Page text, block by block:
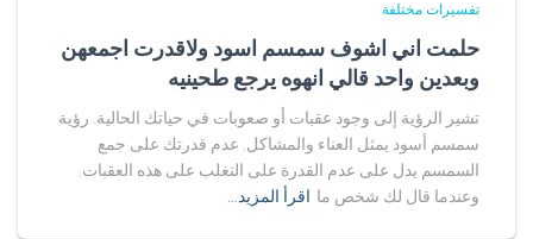
تفسيرات مختلفة
حلمت اني اشوف سمسم اسود ولاقدرت اجمعهن
وبعدين واحد قالي انهوه يرجع طحينيه
تشير الرؤية إلى وجود عقبات أو صعوبات في حياتك الحالية. رؤية
سمسم أسود يمثل العناء والمشاكل. عدم قدرتك على جمع
السمسم يدل على عدم القدرة على التغلب على هذه العقبات.
وعندما قال لك شخص ما اقرأ المزيد…